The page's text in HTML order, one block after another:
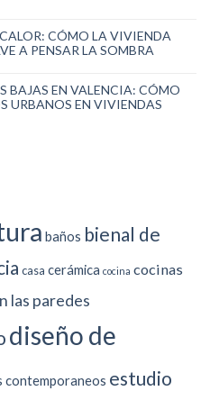
CÓMO LA VIVIENDA
A PENSAR LA SOMBRA
BAJAS EN VALENCIA: CÓMO
URBANOS EN VIVIENDAS
baños bienal de
casa cerámica cocina cocinas
las paredes
diseño de
contemporaneos estudio